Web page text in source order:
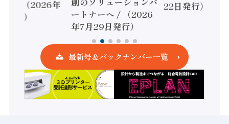
ーラ（2026年
発行）
ートナーへ / （2026
年7月29日発行）
22日発行）
最新号＆バックナンバー一覧